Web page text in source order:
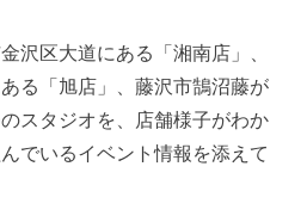
沢区大道にある「湘南店」、
る「旭店」、藤沢市鵠沼藤が
スタジオを、店舗様子がわか
でいるイベント情報を添えて